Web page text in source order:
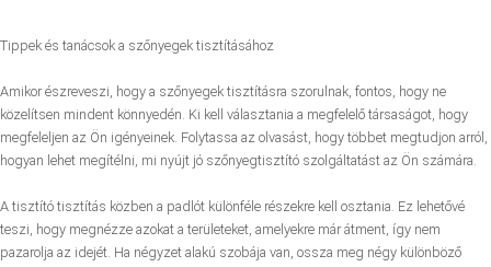
Tippek és tanácsok a szőnyegek tisztításához
Amikor észreveszi, hogy a szőnyegek tisztításra szorulnak, fontos, hogy ne
közelítsen mindent könnyedén. Ki kell választania a megfelelő társaságot, hogy
megfeleljen az Ön igényeinek. Folytassa az olvasást, hogy többet megtudjon arról,
hogyan lehet megítélni, mi nyújt jó szőnyegtisztító szolgáltatást az Ön számára.
A tisztító tisztítás közben a padlót különféle részekre kell osztania. Ez lehetővé
teszi, hogy megnézze azokat a területeket, amelyekre már átment, így nem
pazarolja az idejét. Ha négyzet alakú szobája van, ossza meg négy különböző